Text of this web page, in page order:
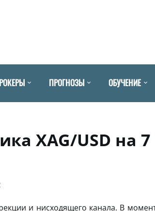
ПРОГНОЗЫ ОБУЧЕНИЕ
XAG/USD на 7
и нисходящего канала. В